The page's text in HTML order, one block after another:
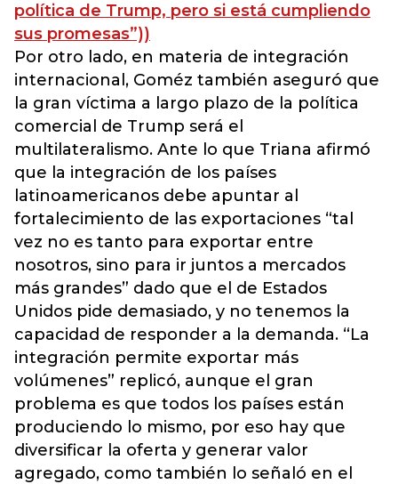
política de Trump, pero si está cumpliendo
sus promesas”))
Por otro lado, en materia de integración
internacional, Goméz también aseguró que
la gran víctima a largo plazo de la política
comercial de Trump será el
multilateralismo. Ante lo que Triana afirmó
que la integración de los países
latinoamericanos debe apuntar al
fortalecimiento de las exportaciones “tal
vez no es tanto para exportar entre
nosotros, sino para ir juntos a mercados
más grandes” dado que el de Estados
Unidos pide demasiado, y no tenemos la
capacidad de responder a la demanda. “La
integración permite exportar más
volúmenes” replicó, aunque el gran
problema es que todos los países están
produciendo lo mismo, por eso hay que
diversificar la oferta y generar valor
agregado, como también lo señaló en el